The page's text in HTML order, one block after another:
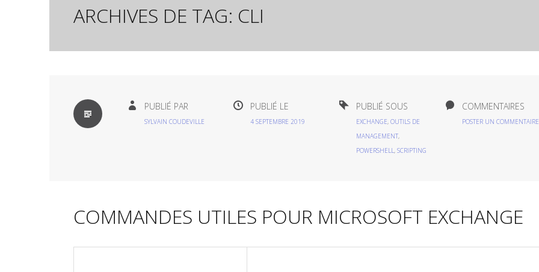
ARCHIVES DE TAG: CLI
PAR
DÉFAUT
PUBLIÉ PAR
SYLVAIN COUDEVILLE
PUBLIÉ LE
4 SEPTEMBRE 2019
PUBLIÉ SOUS
EXCHANGE, OUTILS DE
MANAGEMENT,
POWERSHELL, SCRIPTING
COMMENTAIRES
POSTER UN COMMENTAIRE
COMMANDES UTILES POUR MICROSOFT EXCHANGE